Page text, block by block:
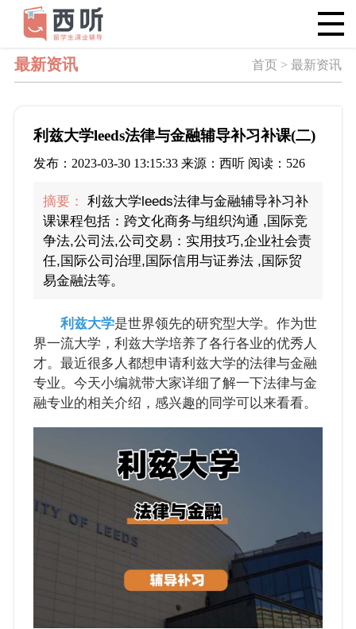
最新资讯 首页 > 最新资讯
利兹大学leeds法律与金融辅导补习补课(二)
发布：2023-03-30 13:15:33 来源：西听 阅读：526
摘要：
利兹大学leeds法律与金融辅导补习补
课课程包括：跨文化商务与组织沟通 ,国际竞
争法,公司法,公司交易：实用技巧,企业社会责
任,国际公司治理,国际信用与证券法 ,国际贸
易金融法等。
利兹大学是世界领先的研究型大学。作为世
界一流大学，利兹大学培养了各行各业的优秀人
才。最近很多人都想申请利兹大学的法律与金融
专业。今天小编就带大家详细了解一下法律与金
融专业的相关介绍，感兴趣的同学可以来看看。